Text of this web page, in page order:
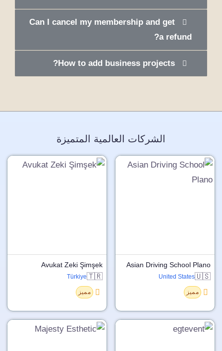
Can I cancel my membership and get
a refund?
الشركات العالمية المتميزة
Asian Driving School Plano
🇺🇸
United States
مميز
Avukat Zeki Şimşek
🇹🇷
Türkiye
مميز